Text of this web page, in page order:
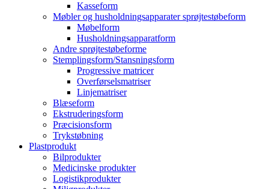
Kasseform
Møbler og husholdningsapparater sprøjtestøbeform
Møbelform
Husholdningsapparatform
Andre sprøjtestøbeforme
Stemplingsform/Stansningsform
Progressive matricer
Overførselsmatriser
Linjematriser
Blæseform
Ekstruderingsform
Præcisionsform
Trykstøbning
Plastprodukt
Bilprodukter
Medicinske produkter
Logistikprodukter